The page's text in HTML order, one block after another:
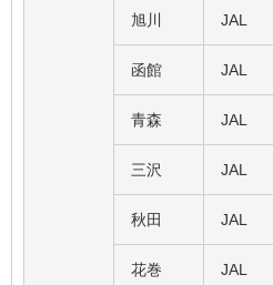
旭川 JAL
函館 JAL
青森 JAL
三沢 JAL
秋田 JAL
花巻 JAL